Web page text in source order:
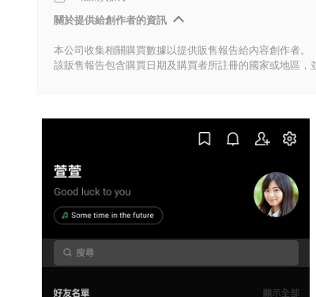
關於提供給創作者的資訊
本公司收集相關購買數據以提供販售報告給內容創作者。
該販售報告包含購買日期及購買者所註冊的國家或地區，